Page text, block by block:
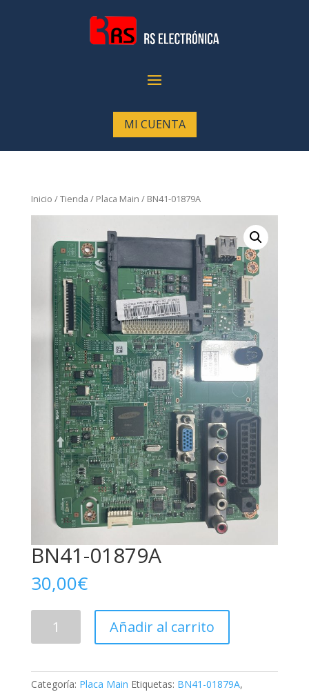
MI CUENTA
Inicio /Tienda / Placa Main / BN41-01879A
BN41-01879A
30,00€
01879A
Añadir al carrito
Categoría: Placa Main Etiquetas: BN41-01879A,